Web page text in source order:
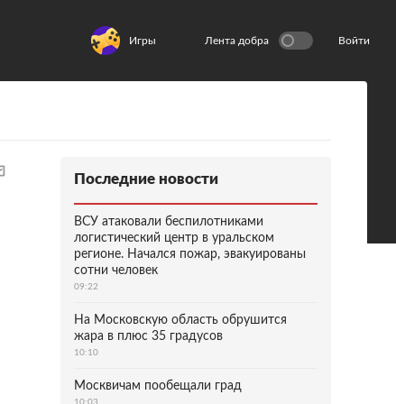
Игры Лента добра Войти
Последние новости
ВСУ атаковали беспилотниками
логистический центр в уральском
регионе. Начался пожар, эвакуированы
сотни человек
09:22
На Московскую область обрушится
жара в плюс 35 градусов
10:10
Москвичам пообещали град
10:03